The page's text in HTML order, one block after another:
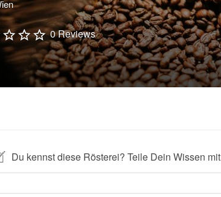
0 Reviews
Du kennst diese Rösterei? Teile Dein Wissen